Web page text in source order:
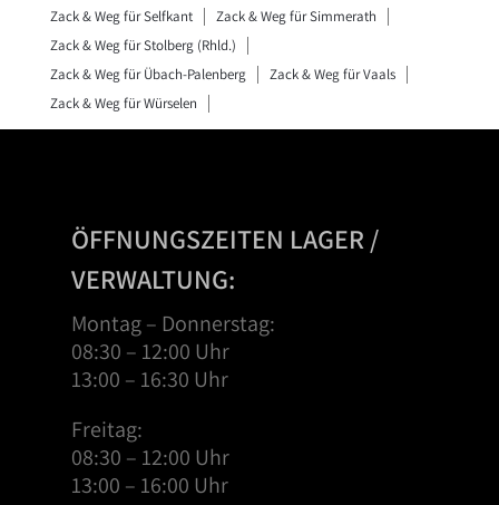
Zack & Weg für Selfkant
Zack & Weg für Simmerath
Zack & Weg für Stolberg (Rhld.)
Zack & Weg für Übach-Palenberg
Zack & Weg für Vaals
Zack & Weg für Würselen
ÖFFNUNGSZEITEN LAGER /
VERWALTUNG:
Montag – Donnerstag:
08:30 – 12:00 Uhr
13:00 – 16:30 Uhr
Freitag:
08:30 – 12:00 Uhr
13:00 – 16:00 Uhr